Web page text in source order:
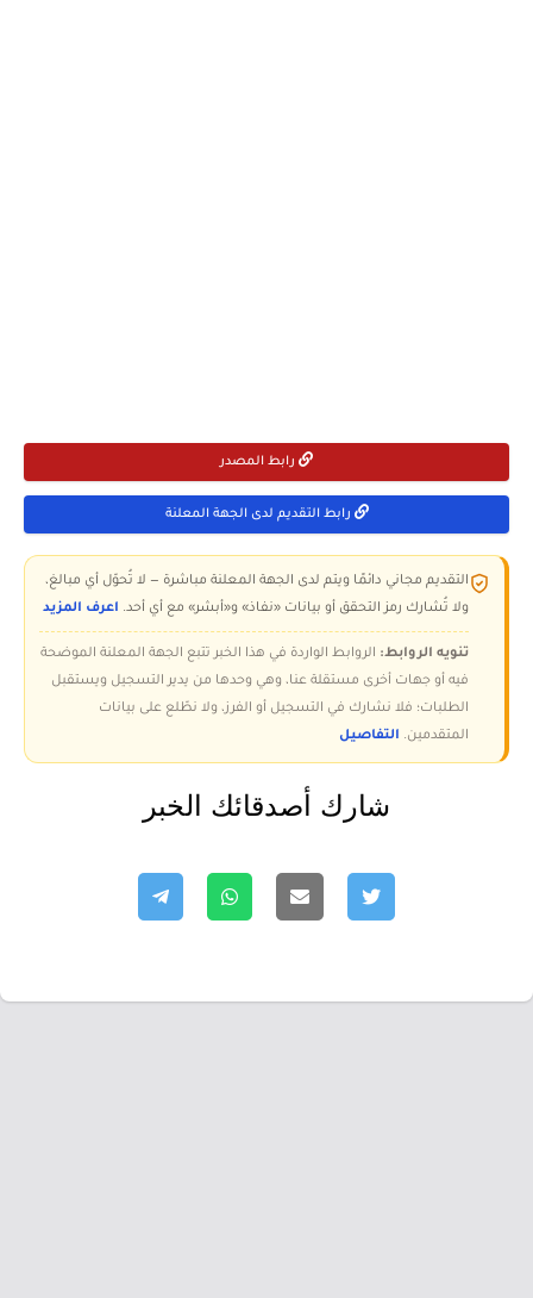
رابط المصدر
رابط التقديم لدى الجهة المعلنة
التقديم مجاني دائمًا ويتم لدى الجهة المعلنة مباشرة — لا تُحوّل أي مبالغ،
ولا تُشارك رمز التحقق أو بيانات «نفاذ» و«أبشر» مع أي أحد. اعرف المزيد
تنويه الروابط: الروابط الواردة في هذا الخبر تتبع الجهة المعلنة الموضحة
فيه أو جهات أخرى مستقلة عنا، وهي وحدها من يدير التسجيل ويستقبل
الطلبات؛ فلا نشارك في التسجيل أو الفرز، ولا نطّلع على بيانات
المتقدمين. التفاصيل
شارك أصدقائك الخبر